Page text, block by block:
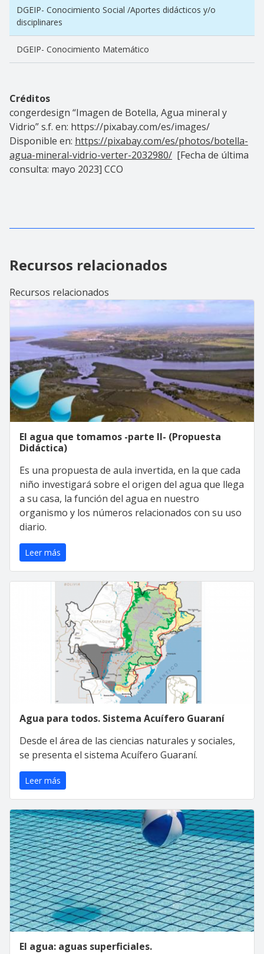
DGEIP- Conocimiento Social /Aportes didácticos y/o
disciplinares
DGEIP- Conocimiento Matemático
Créditos
congerdesign “Imagen de Botella, Agua mineral y
Vidrio” s.f. en: https://pixabay.com/es/images/
Disponible en: https://pixabay.com/es/photos/botella-
agua-mineral-vidrio-verter-2032980/ [Fecha de última
consulta: mayo 2023] CCO
Recursos relacionados
Recursos relacionados
El agua que tomamos -parte II- (Propuesta
Didáctica)
Es una propuesta de aula invertida, en la que cada
niño investigará sobre el origen del agua que llega
a su casa, la función del agua en nuestro
organismo y los números relacionados con su uso
diario.
Leer más
Agua para todos. Sistema Acuífero Guaraní
Desde el área de las ciencias naturales y sociales,
se presenta el sistema Acuífero Guaraní.
Leer más
El agua: aguas superficiales.